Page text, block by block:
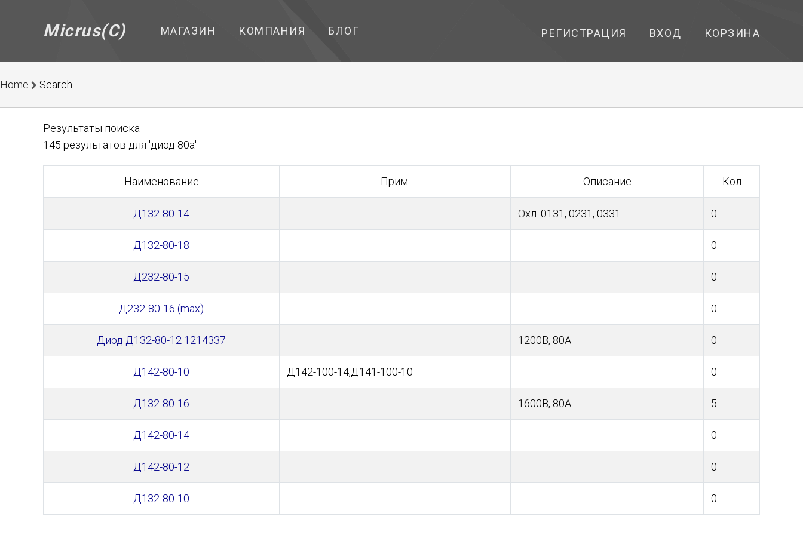
Micrus(C) МАГАЗИН КОМПАНИЯ БЛОГ РЕГИСТРАЦИЯ ВХОД КОРЗИНА
Home Search
Результаты поиска
145 результатов для 'диод 80а'
Наименование Прим. Описание Кол
Д132-80-14 Охл. 0131, 0231, 0331 0
Д132-80-18 0
Д232-80-15 0
Д232-80-16 (max) 0
Диод Д132-80-12 1214337 1200В, 80А 0
Д142-80-10 Д142-100-14,Д141-100-10 0
Д132-80-16 1600В, 80А 5
Д142-80-14 0
Д142-80-12 0
Д132-80-10 0